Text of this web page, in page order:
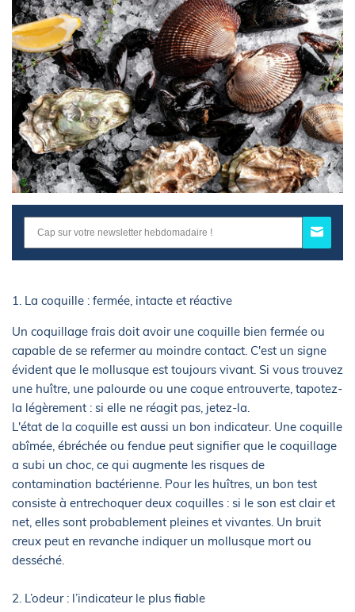
1. La coquille : fermée, intacte et réactive
Un coquillage frais doit avoir une coquille bien fermée ou
capable de se refermer au moindre contact. C'est un signe
évident que le mollusque est toujours vivant. Si vous trouvez
une huître, une palourde ou une coque entrouverte, tapotez-
la légèrement : si elle ne réagit pas, jetez-la.
L'état de la coquille est aussi un bon indicateur. Une coquille
abîmée, ébréchée ou fendue peut signifier que le coquillage
a subi un choc, ce qui augmente les risques de
contamination bactérienne. Pour les huîtres, un bon test
consiste à entrechoquer deux coquilles : si le son est clair et
net, elles sont probablement pleines et vivantes. Un bruit
creux peut en revanche indiquer un mollusque mort ou
desséché.
2. L’odeur : l’indicateur le plus fiable